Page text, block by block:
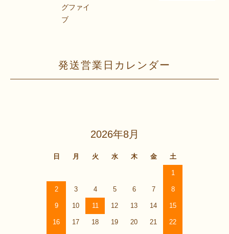
グファイ
ブ
発送営業日カレンダー
2026年8月
日 月 火 水 木 金 土
1
2 3 4 5 6 7 8
9 10 11 12 13 14 15
16 17 18 19 20 21 22